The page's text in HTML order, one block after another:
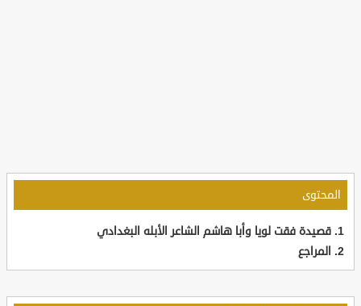
المحتوى
قصيدة فقت لويا وأبا هاشم الشاعر الأبله البغدادي
المراجع